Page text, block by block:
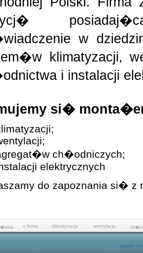
w
klimatyzacji,
i instalacji
si�
ch�odniczych;
elektrycznych
do zapoznania si�
o firmie klimatyzacja wentylacja
projekt i